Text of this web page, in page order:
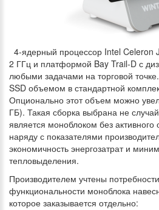
4-ядерный процессор Intel Celeron
2 ГГц и платформой Bay Trail-D с
любыми задачами на торговой
SSD объемом в стандартной
Опционально этот объем можно
ГБ). Такая сборка выбрана не
является моноблоком без
наряду с показателями
экономичность энергозатрат и
тепловыделения.
Производителем учтены
функциональности моноблока
которое заказывается отдельно: